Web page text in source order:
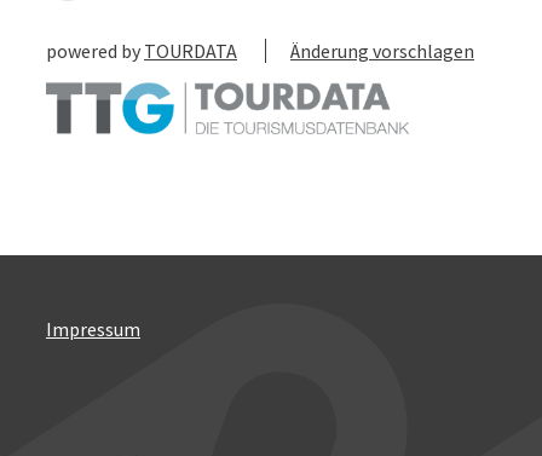
powered by TOURDATA Änderung vorschlagen
Impressum